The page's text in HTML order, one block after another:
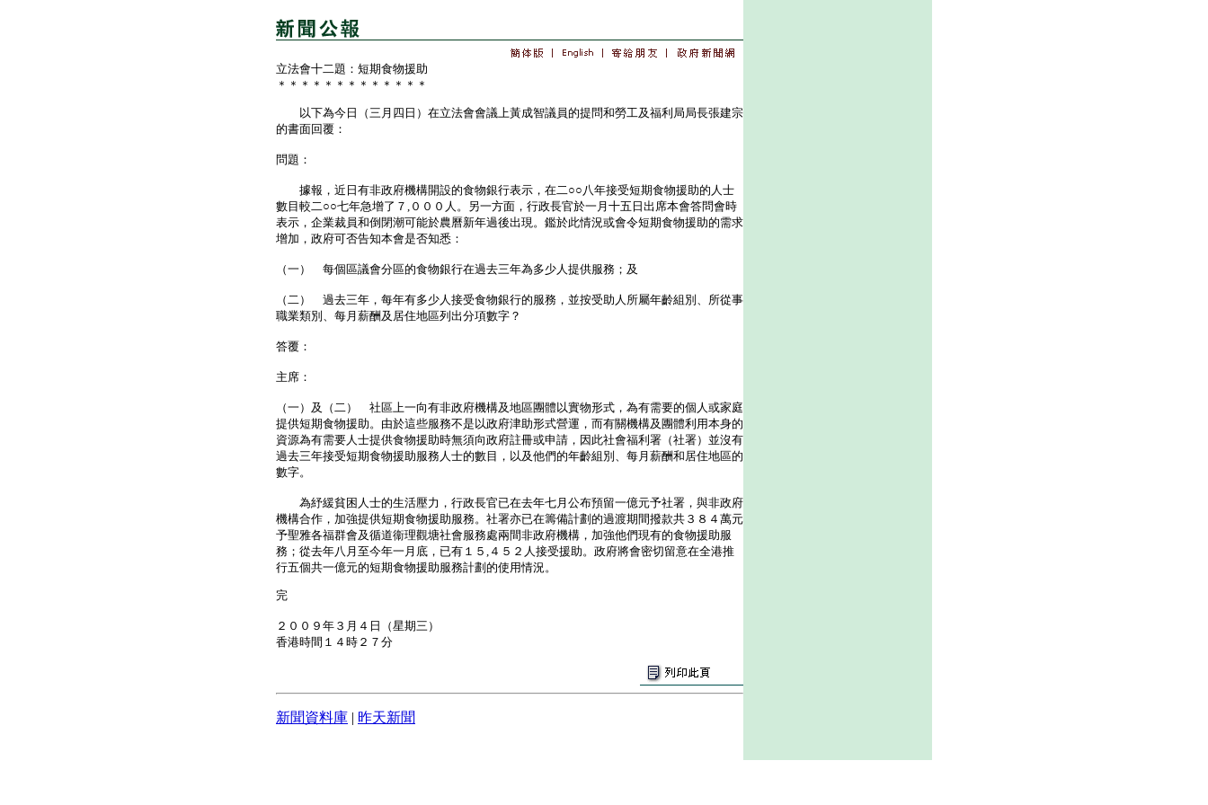
立法會十二題：短期食物援助
＊＊＊＊＊＊＊＊＊＊＊＊＊
以下為今日（三月四日）在立法會會議上黃成智議員的提問和勞工及福利局局長張建宗
的書面回覆：
問題：
據報，近日有非政府機構開設的食物銀行表示，在二○○八年接受短期食物援助的人士
數目較二○○七年急增了７,０００人。另一方面，行政長官於一月十五日出席本會答問會時
表示，企業裁員和倒閉潮可能於農曆新年過後出現。鑑於此情況或會令短期食物援助的需求
增加，政府可否告知本會是否知悉：
（一） 每個區議會分區的食物銀行在過去三年為多少人提供服務；及
（二） 過去三年，每年有多少人接受食物銀行的服務，並按受助人所屬年齡組別、所從事
職業類別、每月薪酬及居住地區列出分項數字？
答覆：
主席：
（一）及（二） 社區上一向有非政府機構及地區團體以實物形式，為有需要的個人或家庭
提供短期食物援助。由於這些服務不是以政府津助形式營運，而有關機構及團體利用本身的
資源為有需要人士提供食物援助時無須向政府註冊或申請，因此社會福利署（社署）並沒有
過去三年接受短期食物援助服務人士的數目，以及他們的年齡組別、每月薪酬和居住地區的
數字。
為紓緩貧困人士的生活壓力，行政長官已在去年七月公布預留一億元予社署，與非政府
機構合作，加強提供短期食物援助服務。社署亦已在籌備計劃的過渡期間撥款共３８４萬元
予聖雅各福群會及循道衞理觀塘社會服務處兩間非政府機構，加強他們現有的食物援助服
務；從去年八月至今年一月底，已有１５,４５２人接受援助。政府將會密切留意在全港推
行五個共一億元的短期食物援助服務計劃的使用情況。
完
２００９年３月４日（星期三）
香港時間１４時２７分
新聞資料庫 | 昨天新聞